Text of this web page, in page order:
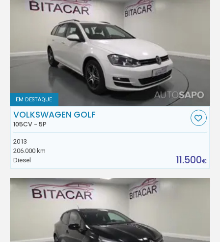
EM DESTAQUE
VOLKSWAGEN GOLF
105CV - 5P
2013
206.000 km
Diesel
11.500€